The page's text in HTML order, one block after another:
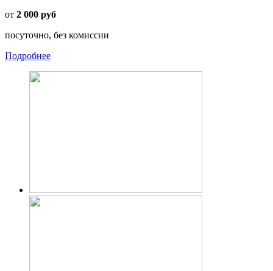
от 2 000 руб
посуточно, без комиссии
Подробнее